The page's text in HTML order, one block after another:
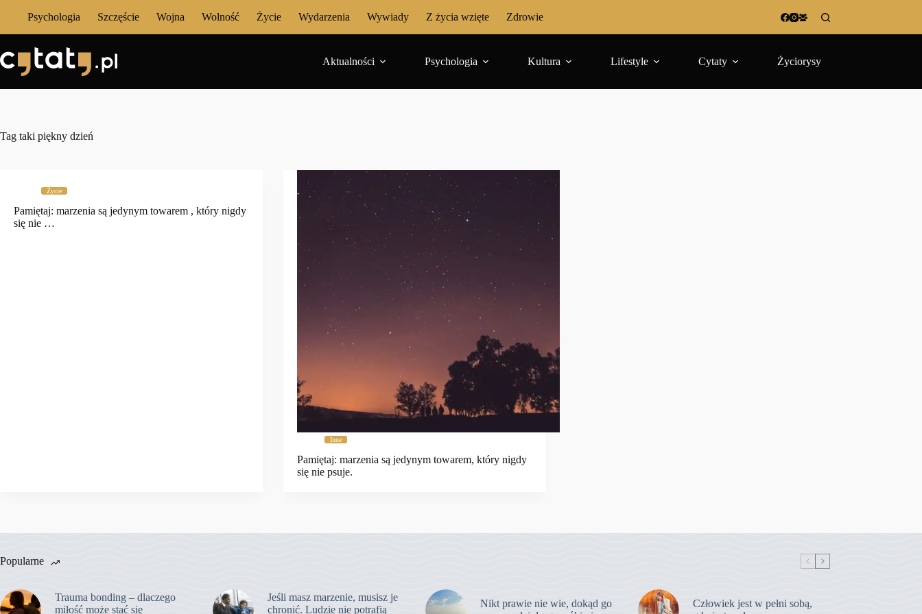
Psychologia Szczęście Wojna Wolność Życie Wydarzenia Wywiady Z życia wzięte Zdrowie
Aktualności Psychologia Kultura Lifestyle Cytaty Życiorysy
Tag taki piękny dzień
Życie
Pamiętaj: marzenia są jedynym towarem , który nigdy
się nie …
Inne
Pamiętaj: marzenia są jedynym towarem, który nigdy
się nie psuje.
Popularne
Trauma bonding – dlaczego
miłość może stać się
Jeśli masz marzenie, musisz je
chronić. Ludzie nie potrafią
Nikt prawie nie wie, dokąd go
Człowiek jest w pełni sobą,